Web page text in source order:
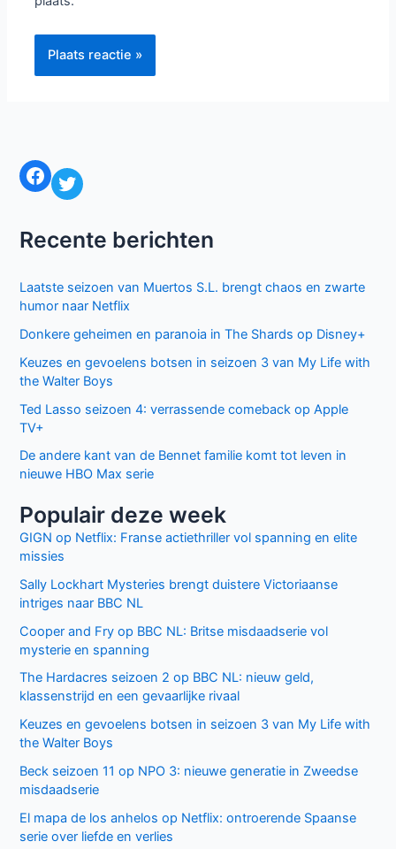
Facebook Twitter
Recente berichten
Laatste seizoen van Muertos S.L. brengt chaos en zwarte
humor naar Netflix
Donkere geheimen en paranoia in The Shards op Disney+
Keuzes en gevoelens botsen in seizoen 3 van My Life with
the Walter Boys
Ted Lasso seizoen 4: verrassende comeback op Apple
TV+
De andere kant van de Bennet familie komt tot leven in
nieuwe HBO Max serie
Populair deze week
GIGN op Netflix: Franse actiethriller vol spanning en elite
missies
Sally Lockhart Mysteries brengt duistere Victoriaanse
intriges naar BBC NL
Cooper and Fry op BBC NL: Britse misdaadserie vol
mysterie en spanning
The Hardacres seizoen 2 op BBC NL: nieuw geld,
klassenstrijd en een gevaarlijke rivaal
Keuzes en gevoelens botsen in seizoen 3 van My Life with
the Walter Boys
Beck seizoen 11 op NPO 3: nieuwe generatie in Zweedse
misdaadserie
El mapa de los anhelos op Netflix: ontroerende Spaanse
serie over liefde en verlies